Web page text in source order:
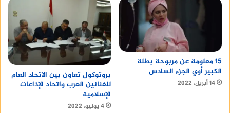
15 معلومة عن مربوحة بطلة
الكبير أوي الجزء السادس
14 أبريل، 2022
بروتوكول تعاون بين الاتحاد العام
للفنانين العرب واتحاد الإذاعات
الإسلامية
4 يونيو، 2022